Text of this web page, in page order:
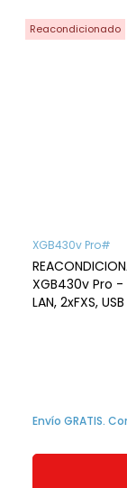
Reacondicionado
XGB430v Pro#
XGB430v Pro -
LAN, 2xFXS,
Envío GRATIS.